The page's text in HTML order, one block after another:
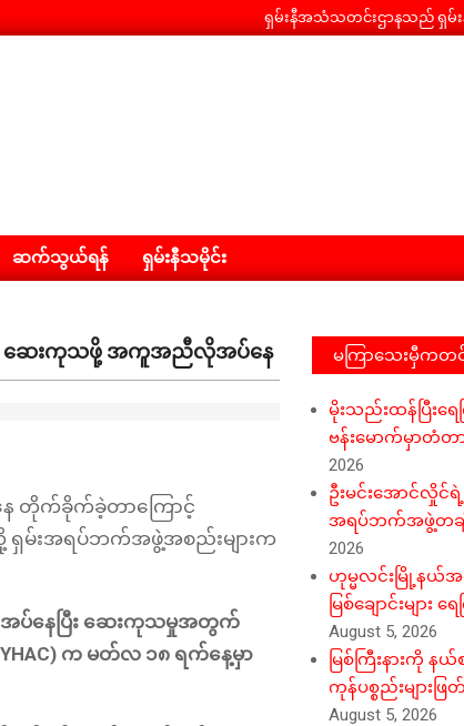
ရှမ်းနီအသံသတင်းဌာနသည် ရှမ်
ဆက်သွယ်ရန် ရှမ်းနီသမိုင်း
က် ဆေးကုသဖို့ အကူအညီလိုအပ်နေ
ေ တိုက်ခိုက်ခဲ့တာကြောင့်
ရှမ်းအရပ်ဘက်အဖွဲ့အစည်းများက
ပ်နေပြီး ဆေးကုသမှုအတွက်
က မတ်လ ၁၈ ရက်နေ့မှာ
မကြာသေးမှီကတ
မိုးသည်းထန်ပြီးရ
ဗန်းမောက်မှာတံတာ
2026
ဦးမင်းအောင်လှိုင်
အရပ်ဘက်အဖွဲ့တ
2026
ဟုမ္မလင်းမြို့နယ်အ
မြစ်ချောင်းများ
August 5, 2026
မြစ်ကြီးနားကို
ကုန်ပစ္စည်းများ
August 5, 2026